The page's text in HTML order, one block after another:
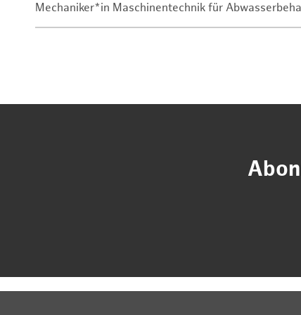
Mechaniker*in Maschinentechnik für